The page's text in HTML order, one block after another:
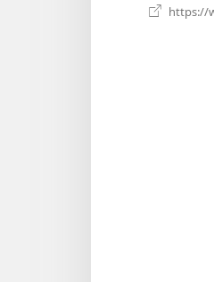
https://